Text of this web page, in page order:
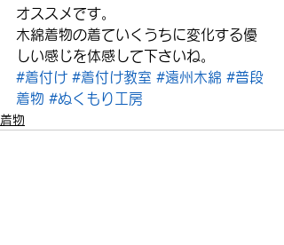
オススメです。
木綿着物の着ていくうちに変化する優
しい感じを体感して下さいね。
#着付け #着付け教室 #遠州木綿 #普段
着物 #ぬくもり工房
着物